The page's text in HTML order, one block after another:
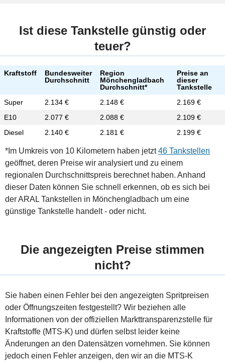
Ist diese Tankstelle günstig oder
teuer?
Kraftstoff
Bundesweiter
Durchschnitt
Region
Mönchengladbach
Durchschnitt*
Preise an
dieser
Tankstelle
Super
2.134 € 2.148 €
2.169 €
E10
2.077 € 2.088 €
2.109 €
Diesel
2.140 € 2.181 € 2.199 €
*Im Umkreis von 10 Kilometern haben jetzt46 Tankstellen
geöffnet, deren Preise wir analysiert und zu einem
regionalen Durchschnittspreis berechnet haben. Anhand
dieser Daten können Sie schnell erkennen, ob es sich bei
der ARAL Tankstellen in Mönchengladbach um eine
günstige Tankstelle handelt - oder nicht.
Die angezeigten Preise stimmen
nicht?
Sie haben einen Fehler bei den angezeigten Spritpreisen
oder Öffnungszeiten festgestellt? Wir beziehen alle
Informationen von der offiziellen Markttransparenzstelle für
Kraftstoffe (MTS-K) und dürfen selbst leider keine
Änderungen an den Datensätzen vornehmen. Sie können
jedoch einen Fehler anzeigen, den wir an die MTS-K